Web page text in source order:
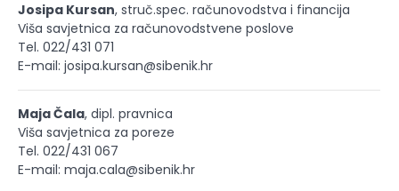
Josipa Kursan, struč.spec. računovodstva i financija
Viša savjetnica za računovodstvene poslove
Tel. 022/431 071
E-mail: josipa.kursan@sibenik.hr
Maja Čala, dipl. pravnica
Viša savjetnica za poreze
Tel. 022/431 067
E-mail: maja.cala@sibenik.hr